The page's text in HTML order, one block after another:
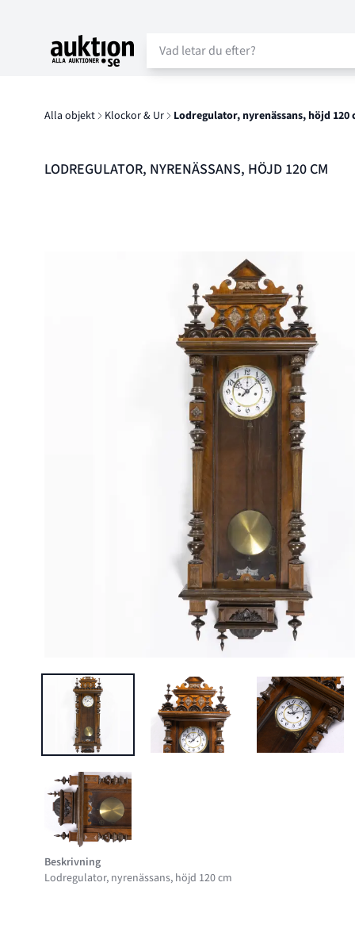
Auktion.se
Alla objekt Klockor & Ur Lodregulator, nyrenässans, höjd 120
LODREGULATOR, NYRENÄSSANS, HÖJD 120 CM
BILD 1 AV LODREGULATOR, NYRENÄSSANS, HÖJD 120 CM
BILD 2 AV LODREGULATOR,BILD 3 AV
BILD 5 AV LODREGULATOR, NYRENÄSSANS, HÖJD 120 CM
Beskrivning
Lodregulator, nyrenässans, höjd 120 cm